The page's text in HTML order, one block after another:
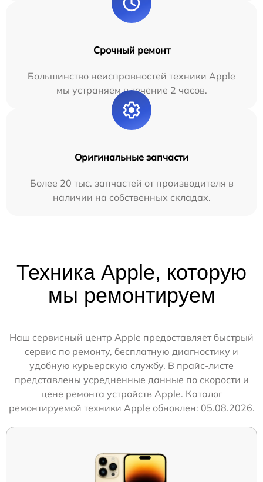
Срочный ремонт
Большинство неисправностей техники Apple
мы устраняем в течение 2 часов.
Оригинальные запчасти
Более 20 тыс. запчастей от производителя в
наличии на собственных складах.
Техника Apple, которую
мы ремонтируем
Наш сервисный центр Apple предоставляет быстрый
сервис по ремонту, бесплатную диагностику и
удобную курьерскую службу. В прайс-листе
представлены усредненные данные по скорости и
цене ремонта устройств Apple. Каталог
ремонтируемой техники Apple обновлен: 05.08.2026.